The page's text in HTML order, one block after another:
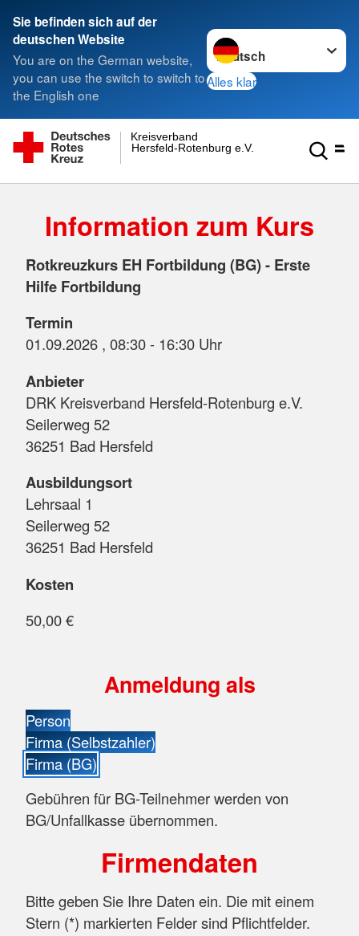
Sie befinden sich auf der
deutschen Website
You are on the German website,
you can use the switch to switch to
the English one
Sprache wechseln zu
Alles klar
Hersfeld-Rotenburg e.V.
Kreisverband
Information zum Kurs
Rotkreuzkurs EH Fortbildung (BG) - Erste
Hilfe Fortbildung
Termin
01.09.2026 , 08:30 - 16:30 Uhr
Anbieter
DRK Kreisverband Hersfeld-Rotenburg e.V.
Seilerweg 52
36251 Bad Hersfeld
Ausbildungsort
Lehrsaal 1
Seilerweg 52
36251 Bad Hersfeld
Kosten
50,00 €
Anmeldung als
Person
Firma (Selbstzahler)
Firma (BG)
Gebühren für BG-Teilnehmer werden von
BG/Unfallkasse übernommen.
Firmendaten
Bitte geben Sie Ihre Daten ein. Die mit einem
Stern (*) markierten Felder sind Pflichtfelder.